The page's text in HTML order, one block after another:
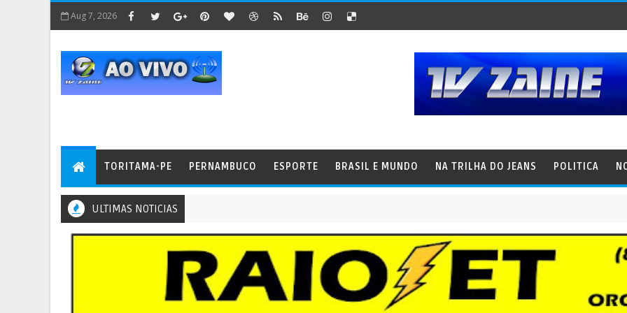
Aug 7, 2026
TORITAMA-PE PERNAMBUCO ESPORTE BRASIL E MUNDO NA TRILHA DO JEANS POLITICA
ULTIMAS NOTICIAS